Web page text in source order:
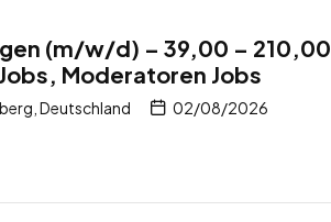
(m/w/d) – 39,00 – 210,00
Moderatoren Jobs
Deutschland 02/08/2026